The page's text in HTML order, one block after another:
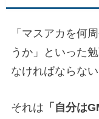
「マスアカを何
うか」といった
なければならな
それは 「自分は